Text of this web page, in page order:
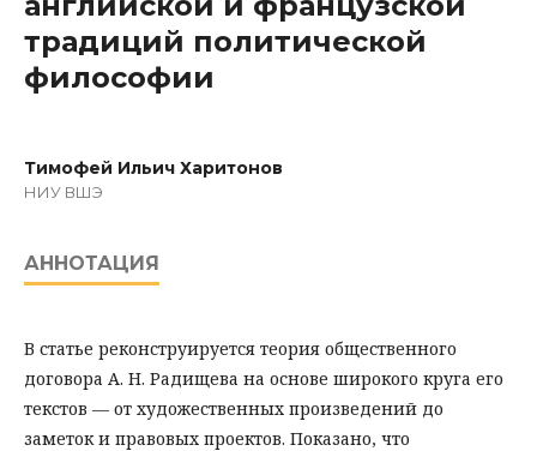
традиций политической
философии
Тимофей Ильич Харитонов
НИУ ВШЭ
АННОТАЦИЯ
В статье реконструируется теория общественного
договора А. Н. Радищева на основе широкого круга его
текстов — от художественных произведений до
заметок и правовых проектов. Показано, что